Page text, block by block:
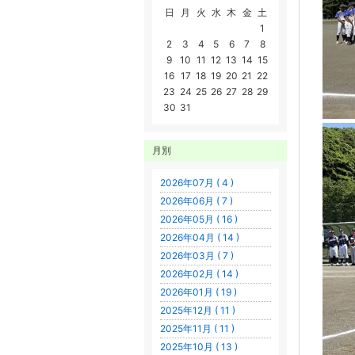
日 月 火 水 木 金 土
1
2
3 4 5 6 7
8
9
10 11 12 13 14 15
16 17 18 19 20 21 22
23 24 25 26 27 28 29
30 31
月別
2026年07月 ( 4 )
2026年06月 ( 7 )
2026年05月 ( 16 )
2026年04月 ( 14 )
2026年03月 ( 7 )
2026年02月 ( 14 )
2026年01月 ( 19 )
2025年12月 ( 11 )
2025年11月 ( 11 )
2025年10月 ( 13 )